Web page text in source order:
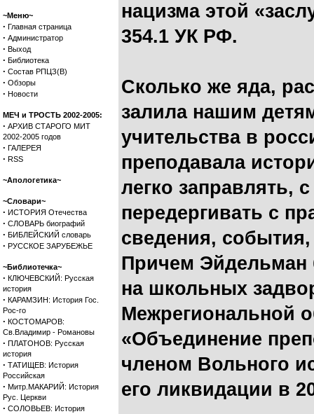
~Меню~
· Главная страница
· Администратор
· Выход
· Библиотека
· Состав РПЦЗ(В)
· Обзоры
· Новости
МЕЧ и ТРОСТЬ 2002-2005:
· АРХИВ СТАРОГО МИТ
2002-2005 годов
· ГАЛЕРЕЯ
· RSS
~Апологетика~
~Словари~
· ИСТОРИЯ Отечества
· СЛОВАРЬ биографий
· БИБЛЕЙСКИЙ словарь
· РУССКОЕ ЗАРУБЕЖЬЕ
~Библиотечка~
· КЛЮЧЕВСКИЙ: Русская
история
· КАРАМЗИН: История Гос.
Рос-го
· КОСТОМАРОВ:
Св.Владимир - Романовы
· ПЛАТОНОВ: Русская
история
· ТАТИЩЕВ: История
Российская
· Митр.МАКАРИЙ: История
Рус. Церкви
· СОЛОВЬЕВ: История
нацизма этой
354.1 УК РФ.
Сколько же яда,
залила нашим
учительства в
преподавала
легко заправлять,
передергивать с
сведения,
Причем Эйдельман
на школьных
Межрегиональной
«Объединение
членом Вольного
его ликвидации в